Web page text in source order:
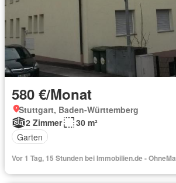
580 €/Monat
Stuttgart, Baden-Württemberg
2 Zimmer
30 m²
Garten
Vor 1 Tag, 15 Stunden bei Immobilien.de -